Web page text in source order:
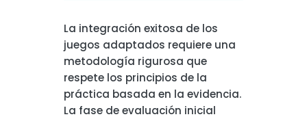
La integración exitosa de los
juegos adaptados requiere una
metodología rigurosa que
respete los principios de la
práctica basada en la evidencia.
La fase de evaluación inicial